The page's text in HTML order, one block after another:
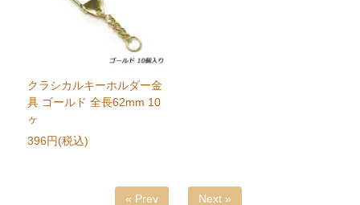
クラシカルキーホルダー金
具 ゴールド 全長62mm 10
ヶ
396円(税込)
« Prev Next »